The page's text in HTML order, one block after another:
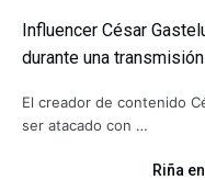
Influencer César
durante una
El creador de contenido
ser atacado con …
Riña